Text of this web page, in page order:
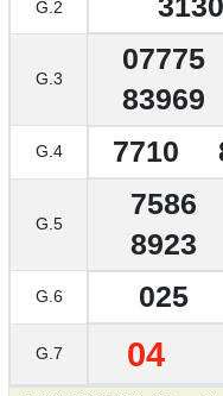
G.2
G.3
07775
83969
G.4 7710
G.5
7586
8923
G.6 025
G.7 04